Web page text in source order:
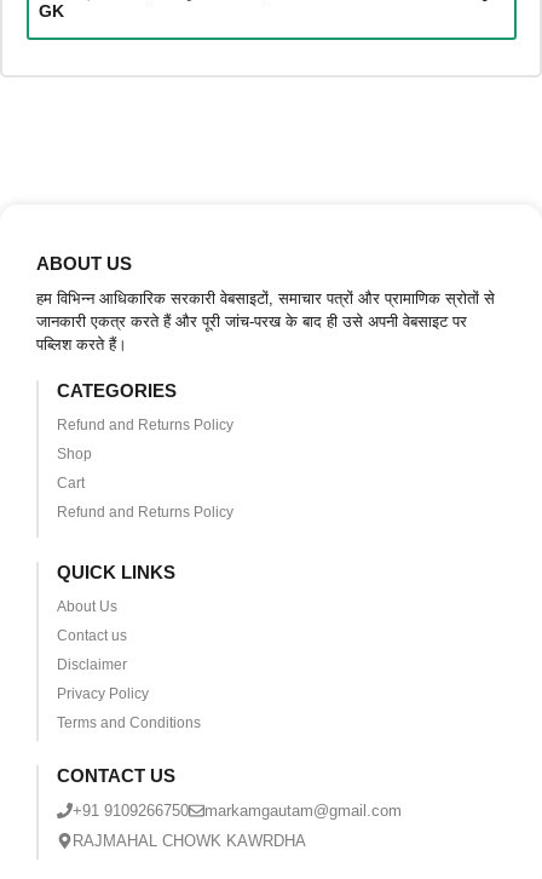
GK
ABOUT US
हम विभिन्न आधिकारिक सरकारी वेबसाइटों, समाचार पत्रों और प्रामाणिक स्रोतों से
जानकारी एकत्र करते हैं और पूरी जांच-परख के बाद ही उसे अपनी वेबसाइट पर
पब्लिश करते हैं।
CATEGORIES
Refund and Returns Policy
Shop
Cart
Refund and Returns Policy
QUICK LINKS
About Us
Contact us
Disclaimer
Privacy Policy
Terms and Conditions
CONTACT US
+91 9109266750
markamgautam@gmail.com
RAJMAHAL CHOWK KAWRDHA